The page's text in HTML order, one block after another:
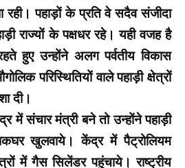
रही। पहाड़ों के प्रति वे सदैव संजीदा
राज्यों के पक्षधर रहे। यही वजह है
हुए उन्होंने अलग पर्वतीय विकास
परिस्थितियों वाले पहाड़ी क्षेत्रों
दी।
में संचार मंत्री बने तो उन्होंने पहाड़ी
खुलवाये। केंद्र में पैट्रोलियम
में गैस सिलेंडर पहुंचाये। राष्ट्रीय